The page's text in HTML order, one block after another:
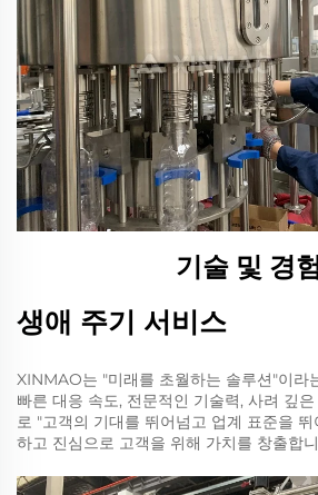
기술 및 경험
생애 주기 서비스
XINMAO는 "미래를 초월하는 솔루션"이라
빠른 대응 속도, 전문적인 기술력, 사려 깊
로 "고객의 기대를 뛰어넘고 업계 표준을
하고 진심으로 고객을 위해 가치를 창출합